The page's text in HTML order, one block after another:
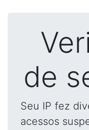
de
Seu IP fez
acessos